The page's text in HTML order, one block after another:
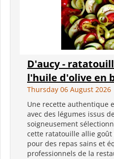
D'aucy -
l'huile d'olive en
Thursday 06 August 2026
Une recette authentique
avec des légumes issus
soigneusement
cette ratatouille allie
pour des repas sains et
professionnels de la